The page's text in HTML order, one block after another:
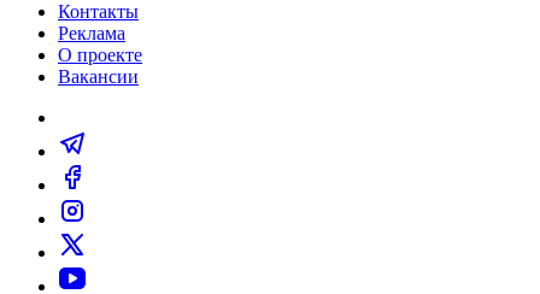
Контакты
Реклама
О проекте
Вакансии